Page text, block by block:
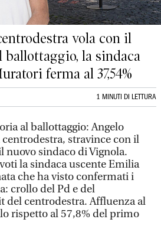
vola con il
ballottaggio, la sindaca
ferma al 37,54%
1 MINUTI DI LETTURA
al ballottaggio: Angelo
stravince con il
nuovo sindaco di Vignola.
la sindaca uscente Emilia
che ha visto confermati i
crollo del Pd e del
del centrodestra. Affluenza al
rispetto al 57,8% del primo